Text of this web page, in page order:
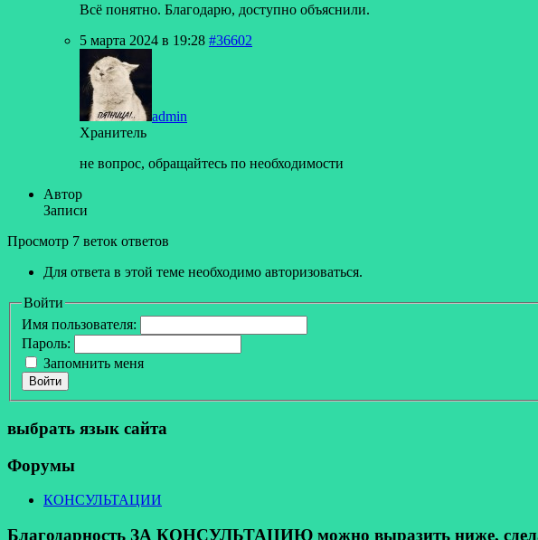
Всё понятно. Благодарю, доступно объяснили.
5 марта 2024 в 19:28 #36602
admin
Хранитель
не вопрос, обращайтесь по необходимости
Автор
Записи
Просмотр 7 веток ответов
Для ответа в этой теме необходимо авторизоваться.
Войти
Имя пользователя:
Пароль:
Запомнить меня
Войти
выбрать язык сайта
Форумы
КОНСУЛЬТАЦИИ
Благодарность ЗА КОНСУЛЬТАЦИЮ можно выразить ниже,